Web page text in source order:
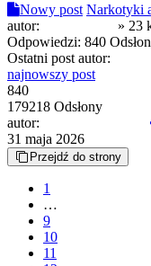
Nowy post Narkotyki
autor:
» 23
Odpowiedzi: 840
Ostatni post autor:
najnowszy post
840
179218 Odsłony
autor:
31 maja 2026
Przejdź do strony
1
…
9
10
11